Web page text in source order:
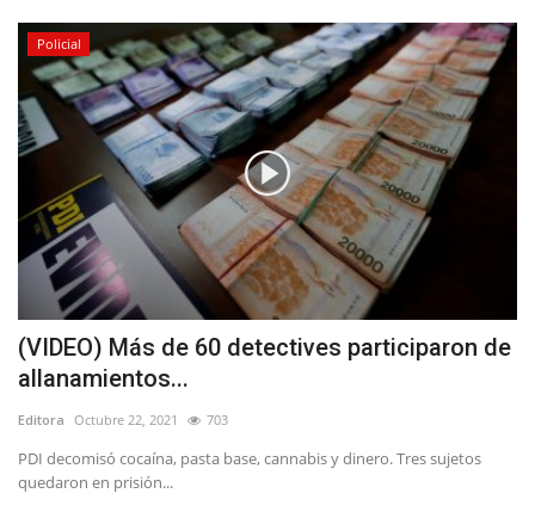
Policial
(VIDEO) Más de 60 detectives participaron de
allanamientos...
Editora Octubre 22, 2021 703
PDI decomisó cocaína, pasta base, cannabis y dinero. Tres sujetos
quedaron en prisión...